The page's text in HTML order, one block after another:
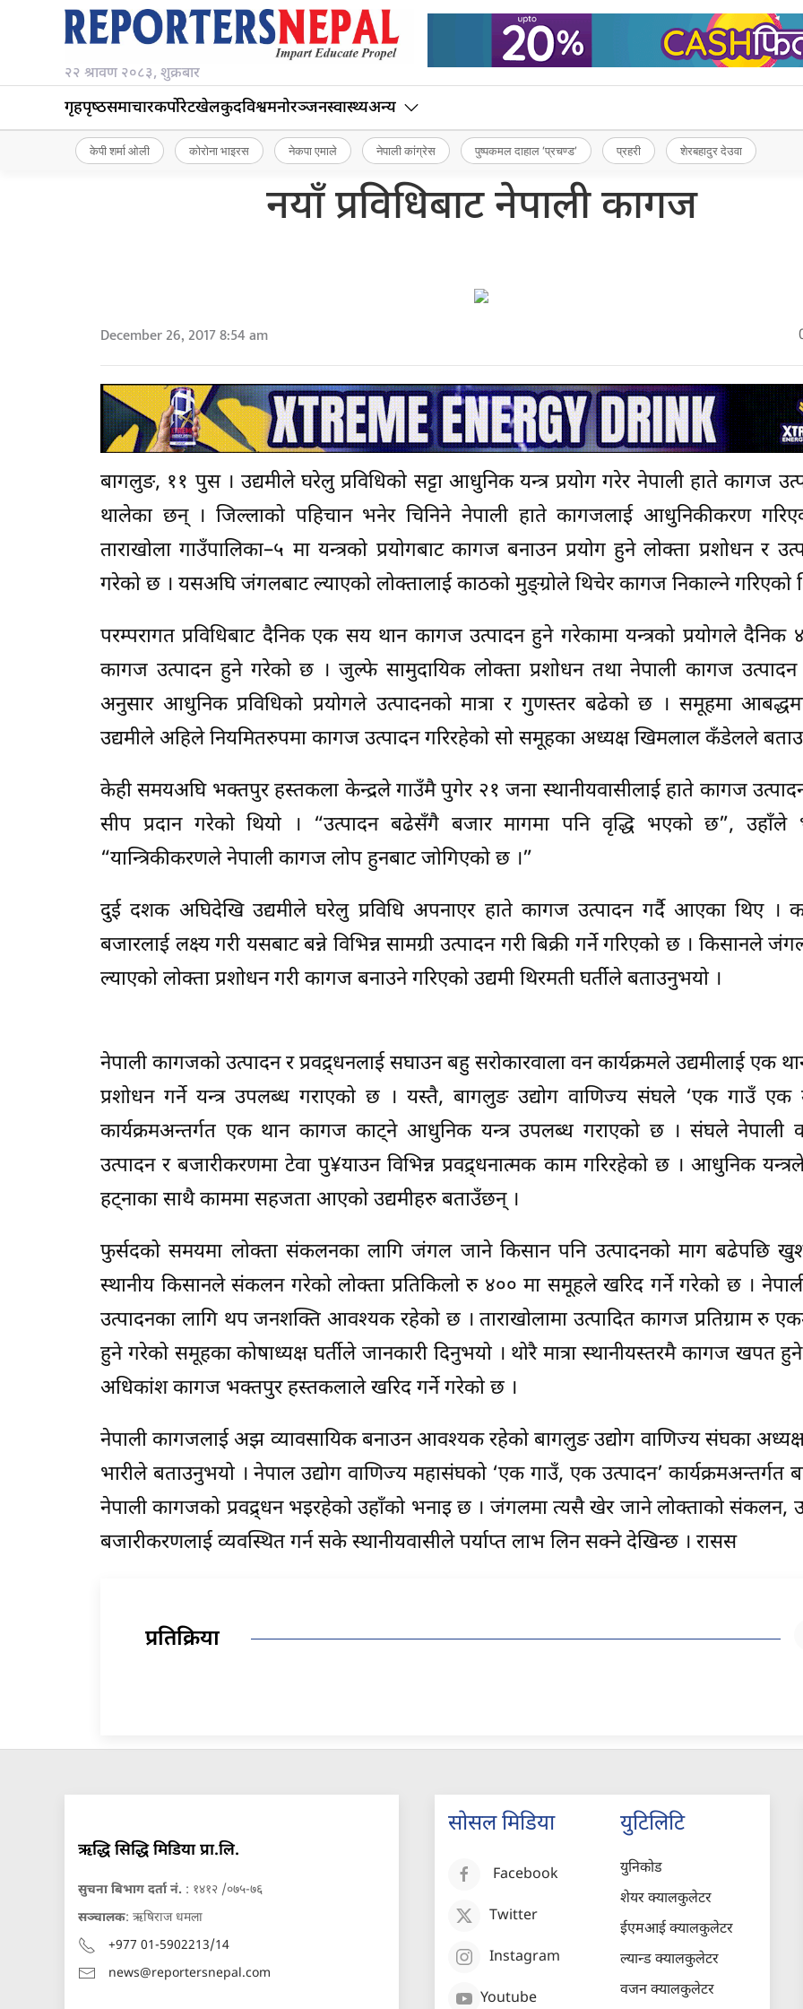
२२ श्रावण २०८३, शुक्रबार
गृहपृष्‍ठसमाचारकर्पोरेटखेलकुदविश्वमनोरञ्जनस्वास्थ्यअन्य
केपी शर्मा ओली कोरोना भाइरस नेकपा एमाले नेपाली कांग्रेस पुष्पकमल दाहाल ‘प्रचण्ड’ प्रहरी शेरबहादुर देउवा
नयाँ प्रविधिबाट नेपाली कागज
December 26, 2017 8:54 am
बागलुङ, ११ पुस । उद्यमीले घरेलु प्रविधिको सट्टा आधुनिक यन्त्र प्रयोग गरेर नेपाली हाते कागज
थालेका छन् । जिल्लाको पहिचान भनेर चिनिने नेपाली हाते कागजलाई आधुनिकीकरण
ताराखोला गाउँपालिका–५ मा यन्त्रको प्रयोगबाट कागज बनाउन प्रयोग हुने लोक्ता प्रशोधन र
गरेको छ । यसअघि जंगलबाट ल्याएको लोक्तालाई काठको मुङ्ग्रोले थिचेर कागज निकाल्ने गरिएको
परम्परागत प्रविधिबाट दैनिक एक सय थान कागज उत्पादन हुने गरेकामा यन्त्रको प्रयोगले दैनिक
कागज उत्पादन हुने गरेको छ । जुल्फे सामुदायिक लोक्ता प्रशोधन तथा नेपाली कागज
अनुसार आधुनिक प्रविधिको प्रयोगले उत्पादनको मात्रा र गुणस्तर बढेको छ । समूहमा
उद्यमीले अहिले नियमितरुपमा कागज उत्पादन गरिरहेको सो समूहका अध्यक्ष खिमलाल कँडेलले
केही समयअघि भक्तपुर हस्तकला केन्द्रले गाउँमै पुगेर २१ जना स्थानीयवासीलाई हाते कागज
सीप प्रदान गरेको थियो । “उत्पादन बढेसँगै बजार मागमा पनि वृद्धि भएको छ”, उहाँले
“यान्त्रिकीकरणले नेपाली कागज लोप हुनबाट जोगिएको छ ।”
दुई दशक अघिदेखि उद्यमीले घरेलु प्रविधि अपनाएर हाते कागज उत्पादन गर्दै आएका थिए ।
बजारलाई लक्ष्य गरी यसबाट बन्ने विभिन्न सामग्री उत्पादन गरी बिक्री गर्ने गरिएको छ । किसानले
ल्याएको लोक्ता प्रशोधन गरी कागज बनाउने गरिएको उद्यमी थिरमती घर्तीले बताउनुभयो ।
नेपाली कागजको उत्पादन र प्रवद्र्धनलाई सघाउन बहु सरोकारवाला वन कार्यक्रमले उद्यमीलाई एक
प्रशोधन गर्ने यन्त्र उपलब्ध गराएको छ । यस्तै, बागलुङ उद्योग वाणिज्य संघले ‘एक गाउँ एक
कार्यक्रमअन्तर्गत एक थान कागज काट्ने आधुनिक यन्त्र उपलब्ध गराएको छ । संघले नेपाली
उत्पादन र बजारीकरणमा टेवा पु¥याउन विभिन्न प्रवद्र्धनात्मक काम गरिरहेको छ । आधुनिक
हट्नाका साथै काममा सहजता आएको उद्यमीहरु बताउँछन् ।
फुर्सदको समयमा लोक्ता संकलनका लागि जंगल जाने किसान पनि उत्पादनको माग बढेपछि
स्थानीय किसानले संकलन गरेको लोक्ता प्रतिकिलो रु ४०० मा समूहले खरिद गर्ने गरेको छ ।
उत्पादनका लागि थप जनशक्ति आवश्यक रहेको छ । ताराखोलामा उत्पादित कागज प्रतिग्राम रु
हुने गरेको समूहका कोषाध्यक्ष घर्तीले जानकारी दिनुभयो । थोरै मात्रा स्थानीयस्तरमै कागज खपत
अधिकांश कागज भक्तपुर हस्तकलाले खरिद गर्ने गरेको छ ।
नेपाली कागजलाई अझ व्यावसायिक बनाउन आवश्यक रहेको बागलुङ उद्योग वाणिज्य संघका
भारीले बताउनुभयो । नेपाल उद्योग वाणिज्य महासंघको ‘एक गाउँ, एक उत्पादन’ कार्यक्रमअन्तर्गत
नेपाली कागजको प्रवद्र्धन भइरहेको उहाँको भनाइ छ । जंगलमा त्यसै खेर जाने लोक्ताको संकलन,
बजारीकरणलाई व्यवस्थित गर्न सके स्थानीयवासीले पर्याप्त लाभ लिन सक्ने देखिन्छ । रासस
प्रतिक्रिया
ऋद्धि सिद्धि मिडिया प्रा.लि.
सुचना बिभाग दर्ता नं. : १४१२ /०७५-७६
सञ्चालक: ऋषिराज धमला
+977 01-5902213/14
news@reportersnepal.com
सोसल मिडिया
Facebook
Twitter
Instagram
Youtube
युटिलिटि
युनिकोड
शेयर क्यालकुलेटर
ईएमआई क्यालकुलेटर
ल्यान्ड क्यालकुलेटर
वजन क्यालकुलेटर